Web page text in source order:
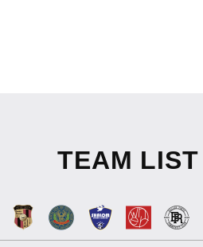
TEAM LIST